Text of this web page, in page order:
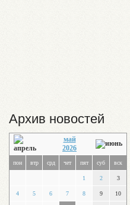
Архив новостей
май
2026
пон втр срд чет пят суб вск
1 2 3
4 5 6 7 8 9 10